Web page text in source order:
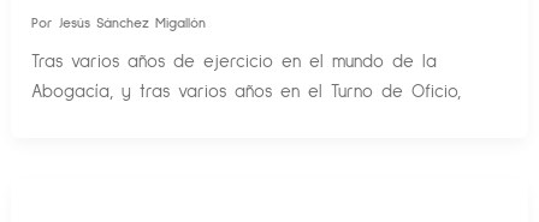
Por Jesús Sánchez Migallón
Tras varios años de ejercicio en el mundo de la
Abogacía, y tras varios años en el Turno de Oficio,